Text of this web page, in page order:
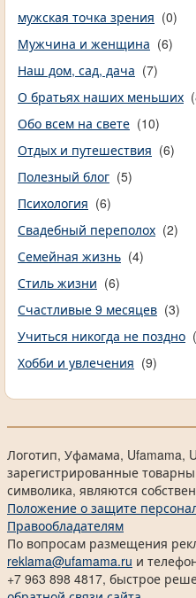
мужская точка зрения (0)
Мужчина и женщина (6)
Наш дом, сад, дача (7)
О братьях наших меньших
Обо всем на свете (10)
Отдых и путешествия (6)
Полезный блог (5)
Психология (6)
Свадебный переполох (2)
Семейная жизнь (4)
Стиль жизни (6)
Счастливые 9 месяцев (3)
Учиться никогда не поздно
Хобби и увлечения (9)
Логотип, Уфамама, Ufamama,
зарегистрированные
символика, являются
Положение о защите
Правообладателям
По вопросам размещения
reklama@ufamama.ru и
+7 963 898 4817, быстрое